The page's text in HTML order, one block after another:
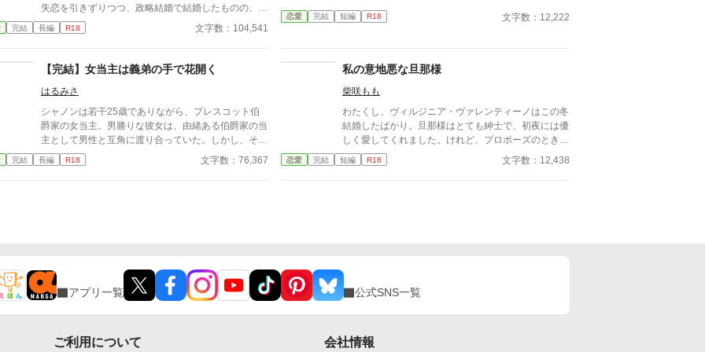
失恋を引きずりつつ、政略結婚で結婚したものの、今
度は夫が元カノとその子供を連れて帰って来た！ た
まらず離婚し、実家に戻ると、幼馴染がやって来て？
違えません。 幼馴染の距離は遵守します！ というお
す。
完結 長編 R18 文字数：104,541
恋愛 完結 短編 R18 文字数：12,222
【完結】女当主は義弟の手で花開く
はるみさ
シャノンは若干25歳でありながら、プレスコット伯
爵家の女当主。男勝りな彼女は、由緒ある伯爵家の当
主として男性と互角に渡り合っていた。しかし、そん
な彼女には結婚という大きな悩みが。伯爵家の血筋を
残すためにも結婚しなくてはと思うが、全く相手が見
完結 長編 R18 文字数：76,367
私の意地悪な旦那様
柴咲もも
わたくし、ヴィルジニア・ヴァレンティーノはこの冬
結婚したばかり。旦那様はとても紳士で、初夜には優
しく愛してくれました。けれど、プロポーズのときの
あの言葉がどうにも気になって仕方がないのです。
――《嗜虐趣味》って、なんですの？ ※お嬢様な新
恋愛 完結 短編 R18 文字数：12,438
アプリ一覧 公式SNS一覧
ご利用について 会社情報